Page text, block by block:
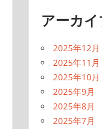
アーカ
2025年12月
2025年11月
2025年10月
2025年9月
2025年8月
2025年7月